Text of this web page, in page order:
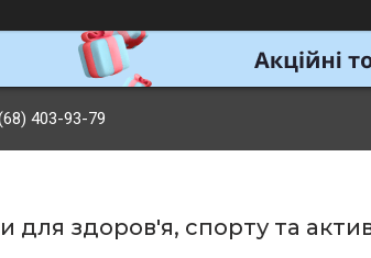
403-93-79
для здоров'я, спорту та